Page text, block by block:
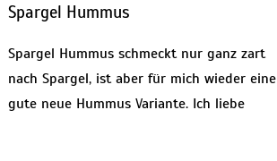
Spargel Hummus
Spargel Hummus schmeckt nur ganz zart
nach Spargel, ist aber für mich wieder eine
gute neue Hummus Variante. Ich liebe